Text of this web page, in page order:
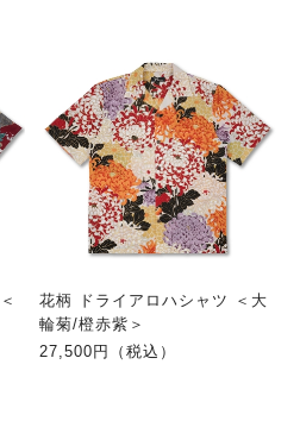
花柄 ドライアロハシャツ ＜大
輪菊/橙赤紫＞
27,500円（税込）